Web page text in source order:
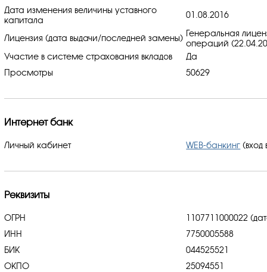
Дата изменения величины уставного
капитала
01.08.2016
Лицензия (дата выдачи/последней замены) Генеральная
операций
Участие в системе страхования вкладов
Да
Просмотры
50629
Интернет банк
Личный кабинет WEB-банкинг (вход
Реквизиты
ОГРН
1107711000022
ИНН
7750005588
БИК
044525521
ОКПО
25094551